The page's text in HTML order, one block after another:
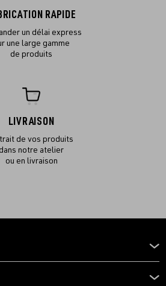
RAPIDE
un délai express
une large gamme
de produits
LIVRAISON
de vos produits
notre atelier
ou en livraison